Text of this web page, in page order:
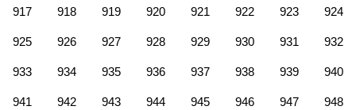
917 918 919 920 921 922 923 924
925 926 927 928 929 930 931 932
933 934 935 936 937 938 939 940
941 942 943 944 945 946 947 948